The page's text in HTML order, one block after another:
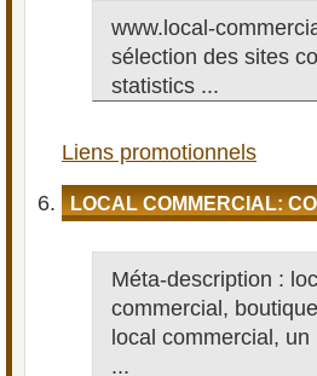
www.local-
sélection des sites
statistics ...
Liens promotionnels
LOCAL COMMERCIAL:
Méta-description :
commercial,
local commercial,
...